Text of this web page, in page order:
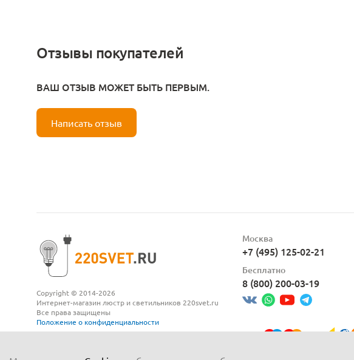
Отзывы покупателей
ВАШ ОТЗЫВ МОЖЕТ БЫТЬ ПЕРВЫМ.
Написать отзыв
Copyright © 2014-2026
Интернет-магазин люстр и светильников 220svet.ru
Все права защищены
Положение о конфиденциальности
Москва
+7 (495) 125-02-21
Бесплатно
8 (800) 200-03-19